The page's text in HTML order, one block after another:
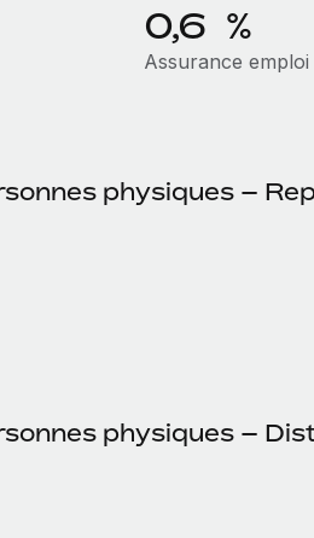
0,6 %
Assurance emploi
physiques –
physiques –